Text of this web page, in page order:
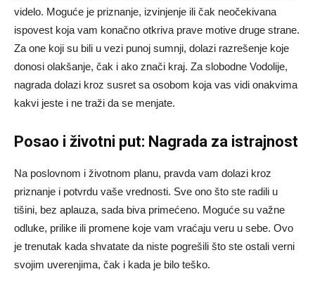
videlo. Moguće je priznanje, izvinjenje ili čak neočekivana
ispovest koja vam konačno otkriva prave motive druge strane.
Za one koji su bili u vezi punoj sumnji, dolazi razrešenje koje
donosi olakšanje, čak i ako znači kraj. Za slobodne Vodolije,
nagrada dolazi kroz susret sa osobom koja vas vidi onakvima
kakvi jeste i ne traži da se menjate.
Posao i životni put: Nagrada za istrajnost
Na poslovnom i životnom planu, pravda vam dolazi kroz
priznanje i potvrdu vaše vrednosti. Sve ono što ste radili u
tišini, bez aplauza, sada biva primećeno. Moguće su važne
odluke, prilike ili promene koje vam vraćaju veru u sebe. Ovo
je trenutak kada shvatate da niste pogrešili što ste ostali verni
svojim uverenjima, čak i kada je bilo teško.